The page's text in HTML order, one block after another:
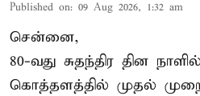
Published on: 09 Aug 2026, 1:32 am
சென்னை,
80-வது சுதந்திர தின
கொத்தளத்தில் முதல்